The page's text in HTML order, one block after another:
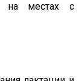
на местах с